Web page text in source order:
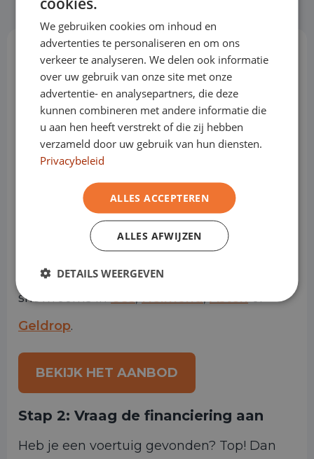
Hoe werkt het?
Stap 1: Kies het voertuig van je
dromen
Financial lease begint bij het vinden van
een auto of bedrijfswagen die bij jou past.
Deze kun je in ons online aanbod vinden of
je kunt langskomen in een van onze
showrooms inOss,Helmond,Astenof
Geldrop.
BEKIJK HET AANBOD
Stap 2: Vraag de financiering aan
Heb je een voertuig gevonden? Top! Dan
We gebruiken cookies om inhoud en
advertenties te personaliseren en om ons
verkeer te analyseren. We delen ook informatie
over uw gebruik van onze site met onze
advertentie- en analysepartners, die deze
kunnen combineren met andere informatie die
u aan hen heeft verstrekt of die zij hebben
verzameld door uw gebruik van hun diensten.
Privacybeleid
ALLES ACCEPTEREN
ALLES AFWIJZEN
DETAILS WEERGEVEN